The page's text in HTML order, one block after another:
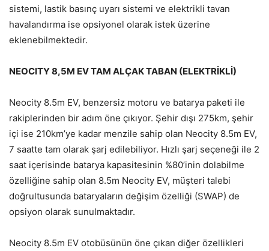
sistemi, lastik basınç uyarı sistemi ve elektrikli tavan
havalandırma ise opsiyonel olarak istek üzerine
eklenebilmektedir.
NEOCITY 8,5M EV TAM ALÇAK TABAN (ELEKTRİKLİ)
Neocity 8.5m EV, benzersiz motoru ve batarya paketi ile
rakiplerinden bir adım öne çıkıyor. Şehir dışı 275km, şehir
içi ise 210km’ye kadar menzile sahip olan Neocity 8.5m EV,
7 saatte tam olarak şarj edilebiliyor. Hızlı şarj seçeneği ile 2
saat içerisinde batarya kapasitesinin %80’inin dolabilme
özelliğine sahip olan 8.5m Neocity EV, müşteri talebi
doğrultusunda bataryaların değişim özelliği (SWAP) de
opsiyon olarak sunulmaktadır.
Neocity 8.5m EV otobüsünün öne çıkan diğer özellikleri